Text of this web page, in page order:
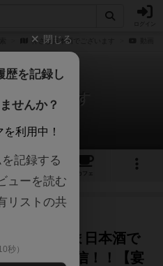
神さま日本酒でございます
でございます
動画
24
カフェ
杯】神さま日本酒で
しプレイ配信！！【宴
閉じる
歴を記録し
せんか？
利用中！
記録する
ューを読む
リストの共
秒）